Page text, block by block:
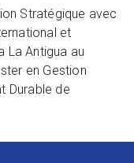
Stratégique avec
et
La Antigua au
en Gestion
Durable de